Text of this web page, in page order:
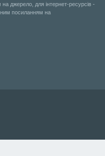
джерело, для інтернет-ресурсів -
посиланням на